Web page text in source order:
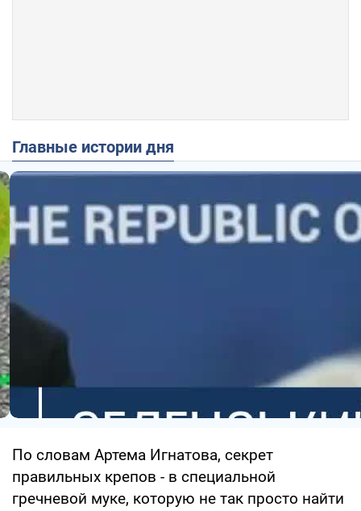
Главные истории дня
По словам Артема Игнатова, секрет
правильных крепов - в специальной
гречневой муке, которую не так просто найти